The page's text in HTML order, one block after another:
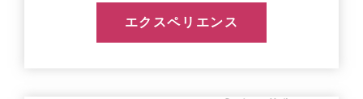
エクスペリエンス